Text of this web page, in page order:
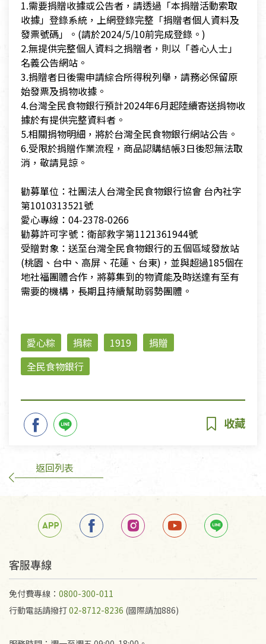
1.需要捐贈收據或公告者，請透過「本捐贈活動索取
收據」登錄系統，上網登錄完整「捐贈者個人資料及
發票號碼」。(請於2024/5/10前完成登錄。)
2.無提供完整個人資料之捐贈者，則以「善心人士」
名義公告網站。
3.捐贈者日後需申請綜合所得稅列舉，請務必保留原
始發票及捐物收據。
4.台灣全民食物銀行預計2024年6月起陸續寄送捐物收
據於有提供完整資料者。
5.相關捐物明細，將於台灣全民食物銀行網站公告。
6.受限於捐贈作業流程，商品認購結帳3日後恕無法取
消，敬請見諒。
勸募單位：社團法人台灣全民食物銀行協會 台內社字
第1010313521號
愛心專線：04-2378-0266
勸募許可字號：衛部救字第1121361944號
受贈對象：送至台灣全民食物銀行的五個區域發放站
(桃園、台中、高屏、花蓮、台東)，並與超過185個在
地社福團體合作，將募集到的物資能及時送達有至有
需要的機構，長期且持續幫助弱勢團體。
愛心粽 捐粽 1919
捐贈
全民食物銀行
返回列表
客服專線
免付費專線： 0800-300-011
行動電話請撥打02-8712-8236 (國際請加886)